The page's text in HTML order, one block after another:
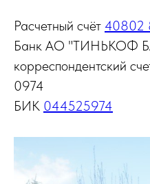
Расчетный счёт 40802
Банк АО "ТИНЬКОФ
корреспондентский
0974
БИК 044525974